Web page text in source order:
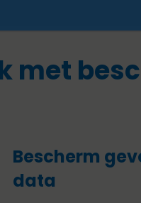
met
Bescherm
data